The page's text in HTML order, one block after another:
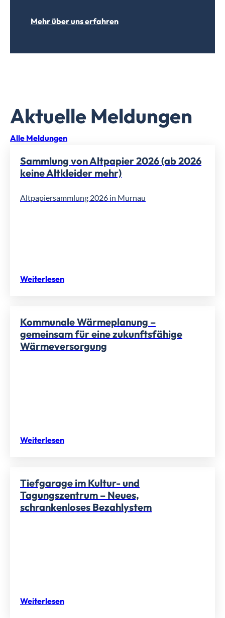
Mehr über uns erfahren
Aktuelle Meldungen
Alle Meldungen
Sammlung von Altpapier 2026 (ab 2026
keine Altkleider mehr)
Altpapiersammlung 2026 in Murnau
Weiterlesen
Kommunale Wärmeplanung –
gemeinsam für eine zukunftsfähige
Wärmeversorgung
Weiterlesen
Tiefgarage im Kultur- und
Tagungszentrum – Neues,
schrankenloses Bezahlystem
Weiterlesen